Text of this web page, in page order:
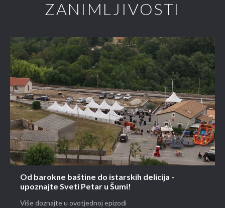
ZANIMLJIVOSTI
Od barokne baštine do istarskih delicija -
upoznajte Sveti Petar u Šumi!
Više doznajte u ovotjednoj epizodi